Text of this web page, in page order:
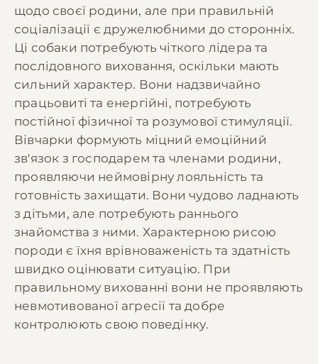
щодо своєї родини, але при правильній
соціалізації є дружелюбними до сторонніх.
Ці собаки потребують чіткого лідера та
послідовного виховання, оскільки мають
сильний характер. Вони надзвичайно
працьовиті та енергійні, потребують
постійної фізичної та розумової стимуляції.
Вівчарки формують міцний емоційний
зв'язок з господарем та членами родини,
проявляючи неймовірну лояльність та
готовність захищати. Вони чудово ладнають
з дітьми, але потребують раннього
знайомства з ними. Характерною рисою
породи є їхня врівноваженість та здатність
швидко оцінювати ситуацію. При
правильному вихованні вони не проявляють
невмотивованої агресії та добре
контролюють свою поведінку.